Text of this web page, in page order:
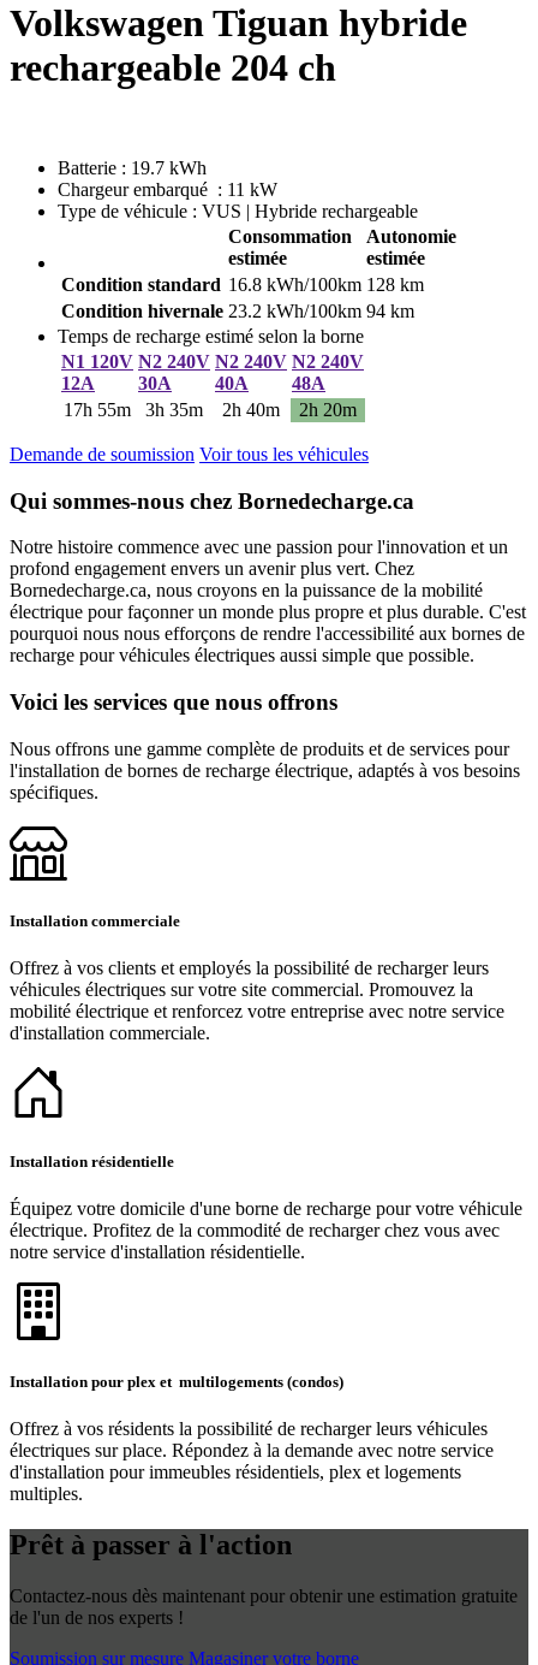
Volkswagen Tiguan hybride
rechargeable 204 ch
Batterie : 19.7 kWh
Chargeur embarqué : 11 kW
Type de véhicule : VUS | Hybride rechargeable
Consommation
estimée
Autonomie
estimée
Condition standard 16.8 kWh/100km 128 km
Condition hivernale 23.2 kWh/100km 94 km
Temps de recharge estimé selon la borne
N1 120V
12A
N2 240V
30A
N2 240V
40A
N2 240V
48A
17h 55m
3h 35m 2h 40m 2h 20m
Demande de soumission Voir tous les véhicules
Qui sommes-nous chez Bornedecharge.ca
Notre histoire commence avec une passion pour l'innovation et un
profond engagement envers un avenir plus vert. Chez
Bornedecharge.ca, nous croyons en la puissance de la mobilité
électrique pour façonner un monde plus propre et plus durable. C'est
pourquoi nous nous efforçons de rendre l'accessibilité aux bornes de
recharge pour véhicules électriques aussi simple que possible.
Voici les services que nous offrons
Nous offrons une gamme complète de produits et de services pour
l'installation de bornes de recharge électrique, adaptés à vos besoins
spécifiques.
Installation commerciale
Offrez à vos clients et employés la possibilité de recharger leurs
véhicules électriques sur votre site commercial. Promouvez la
mobilité électrique et renforcez votre entreprise avec notre service
d'installation commerciale.
Installation résidentielle
Équipez votre domicile d'une borne de recharge pour votre véhicule
électrique. Profitez de la commodité de recharger chez vous avec
notre service d'installation résidentielle.
Installation pour plex et multilogements (condos)
Offrez à vos résidents la possibilité de recharger leurs véhicules
électriques sur place. Répondez à la demande avec notre service
d'installation pour immeubles résidentiels, plex et logements
multiples.
Prêt à passer à l'action
Contactez-nous dès maintenant pour obtenir une estimation gratuite
de l'un de nos experts !
Soumission sur mesure Magasiner votre borne